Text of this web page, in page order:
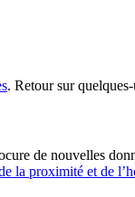
. Retour sur
de nouvelles
la proximité et de